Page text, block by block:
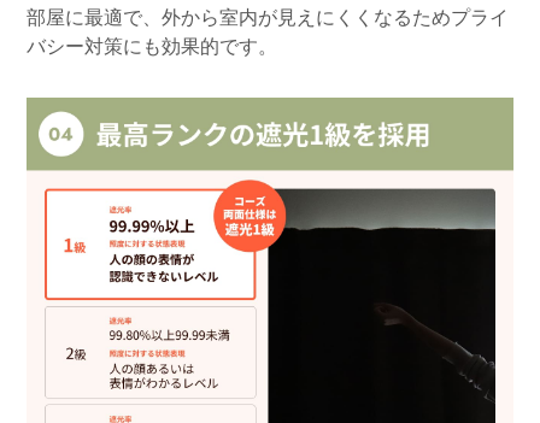
部屋に最適で、外から室内が見えにくくなるためプライ
バシー対策にも効果的です。